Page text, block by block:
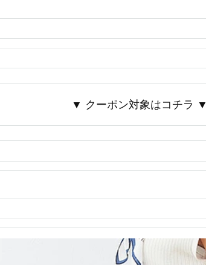
▼ クーポン対象はコチラ ▼